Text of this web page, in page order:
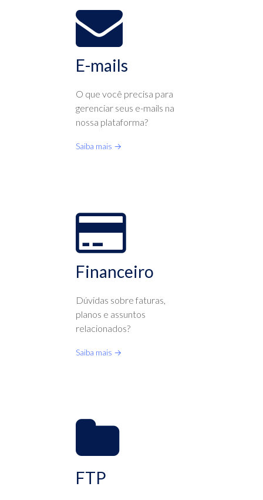
E-mails
O que você precisa para
gerenciar seus e-mails na
nossa plataforma?
Saiba mais →
Financeiro
Dúvidas sobre faturas,
planos e assuntos
relacionados?
Saiba mais →
FTP